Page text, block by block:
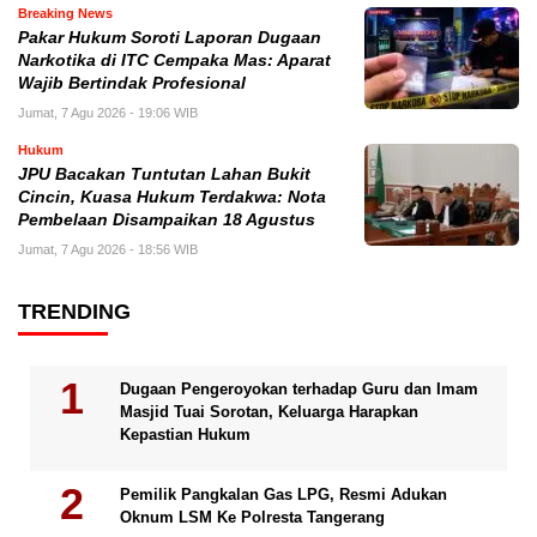
Breaking News
Pakar Hukum Soroti Laporan Dugaan
Narkotika di ITC Cempaka Mas: Aparat
Wajib Bertindak Profesional
Jumat, 7 Agu 2026 - 19:06 WIB
Hukum
JPU Bacakan Tuntutan Lahan Bukit
Cincin, Kuasa Hukum Terdakwa: Nota
Pembelaan Disampaikan 18 Agustus
Jumat, 7 Agu 2026 - 18:56 WIB
TRENDING
Dugaan Pengeroyokan terhadap Guru dan Imam
Masjid Tuai Sorotan, Keluarga Harapkan
Kepastian Hukum
Pemilik Pangkalan Gas LPG, Resmi Adukan
Oknum LSM Ke Polresta Tangerang